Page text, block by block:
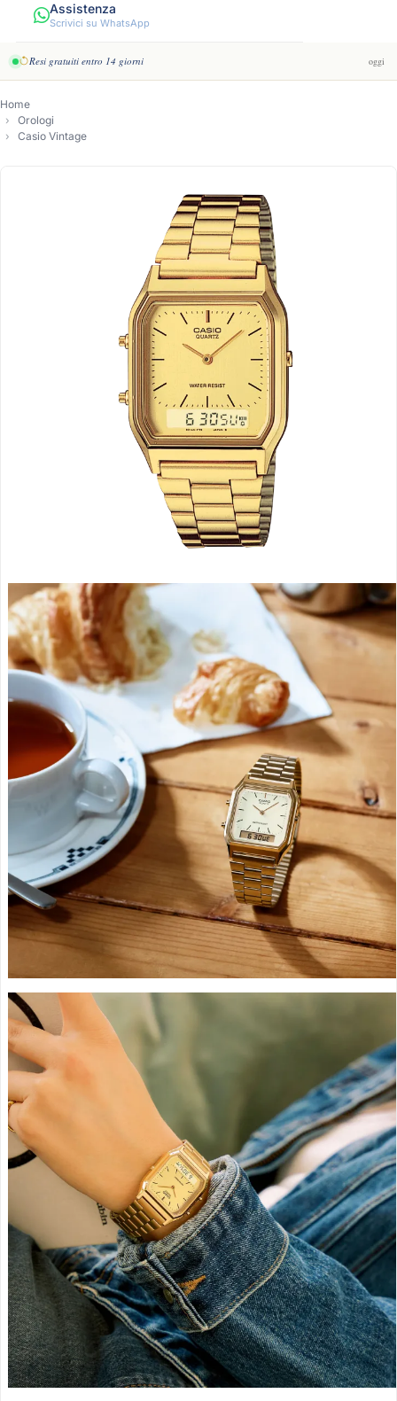
Assistenza
Scrivici su WhatsApp
Resi gratuiti entro 14 giorni oggi
Home
Orologi
Casio Vintage